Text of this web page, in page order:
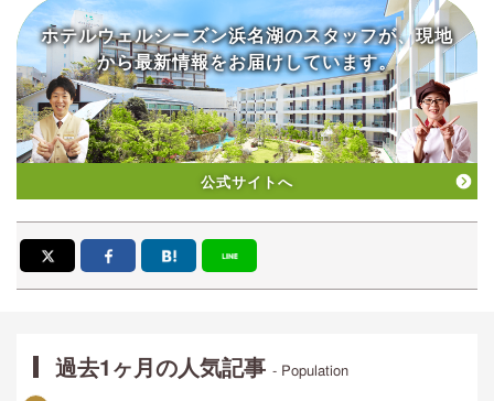
ホテルウェルシーズン浜名湖のスタッフが、現地
から最新情報をお届けしています。
公式サイトへ
過去1ヶ月の人気記事- Population